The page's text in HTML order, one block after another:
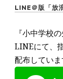
LINE＠版「放
『小中学校
LINEにて、
配布していま